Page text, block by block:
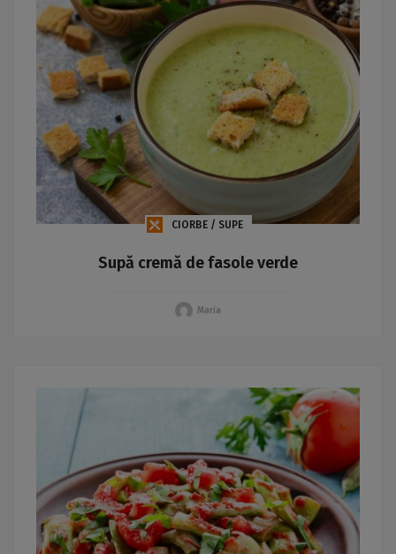
CIORBE / SUPE
Supă cremă de fasole verde
Maria